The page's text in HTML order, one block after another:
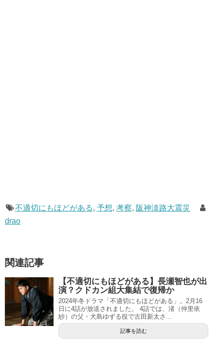
不適切にもほどがある, 予想, 考察, 阪神淡路大震災
drao
関連記事
【不適切にもほどがある】長瀬智也が出
演？クドカン組大集結で復帰か
2024年冬ドラマ「不適切にもほどがある」。2月16
日に4話が放送されました。 4話では、渚（仲里依
紗）の父・犬島ゆずる役で古田新太さ...
記事を読む